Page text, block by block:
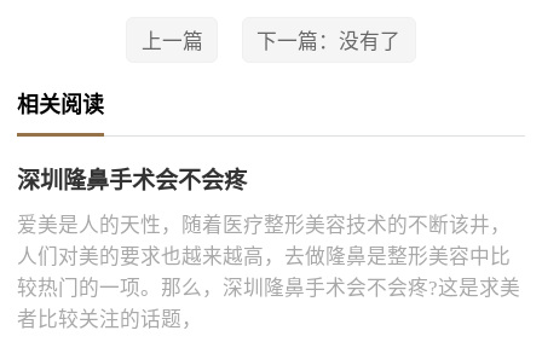
上一篇 下一篇：没有了
相关阅读
深圳隆鼻手术会不会疼
爱美是人的天性，随着医疗整形美容技术的不断该井，
人们对美的要求也越来越高，去做隆鼻是整形美容中比
较热门的一项。那么，深圳隆鼻手术会不会疼?这是求美
者比较关注的话题，